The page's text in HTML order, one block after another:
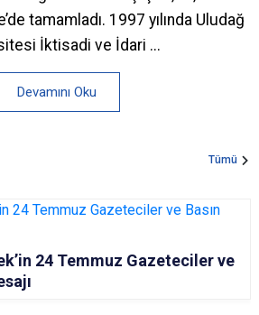
tamamladı. 1997 yılında Uludağ
İktisadi ve İdari ...
Devamını Oku
Tümü
24 Temmuz Gazeteciler ve